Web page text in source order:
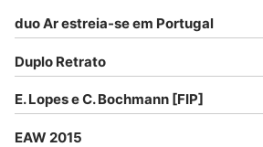
duo Ar estreia-se em Portugal
Duplo Retrato
E. Lopes e C. Bochmann [FIP]
EAW 2015